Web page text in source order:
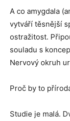
A co amygdala
vytváří těsnější
ostražitost.
souladu s
Nervový okruh
Proč by to
Studie je malá.